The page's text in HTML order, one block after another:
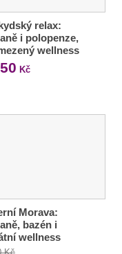
relax:
i polopenze,
wellness
Kč
Morava:
bazén i
wellness